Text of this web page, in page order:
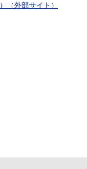
（外部サイト）